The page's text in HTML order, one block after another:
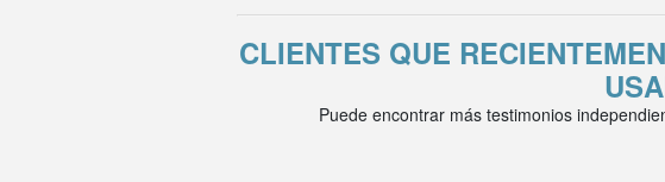
CLIENTES QUE
Puede encontrar más testimonios